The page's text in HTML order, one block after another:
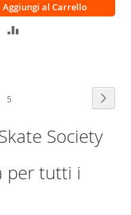
Aggiungi al Carrello
Pagina
5
Society
per tutti i